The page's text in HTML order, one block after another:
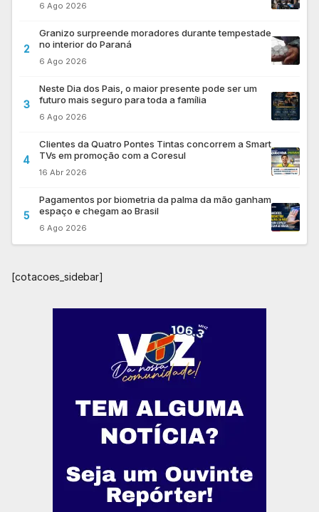
6 Ago 2026
2
Granizo surpreende moradores durante tempestade
no interior do Paraná
6 Ago 2026
3
Neste Dia dos Pais, o maior presente pode ser um
futuro mais seguro para toda a família
6 Ago 2026
4
Clientes da Quatro Pontes Tintas concorrem a Smart
TVs em promoção com a Coresul
16 Abr 2026
5
Pagamentos por biometria da palma da mão ganham
espaço e chegam ao Brasil
6 Ago 2026
[cotacoes_sidebar]